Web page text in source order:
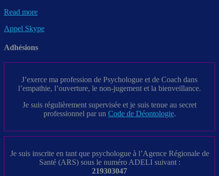
Read more
Appel Skype
Adhésions
J’exerce ma profession de Psychologue et de Coach dans
l’empathie, l’ouverture, le non-jugement et la bienveillance.
Je suis régulièrement supervisée et je suis tenue au secret
professionnel par un Code de Déontologie.
Je suis inscrite en tant que psychologue à l’Agence Régionale de
Santé (ARS) sous le numéro ADELI suivant :
219303047